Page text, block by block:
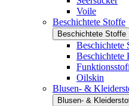
Voile
Beschichtete Stoffe
Beschichtete Stoffe
Beschichtete
Beschichtete
Oilskin
Blusen- &
Blusen- &